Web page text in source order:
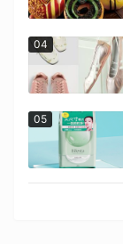
04
05